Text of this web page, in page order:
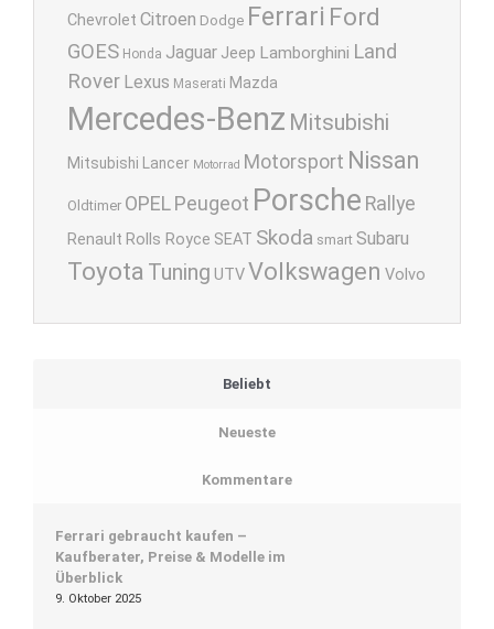
Chevrolet Citroen Dodge Ferrari Ford
GOES Honda Jaguar Jeep Lamborghini Land
Rover Lexus Maserati Mazda
Mercedes-Benz Mitsubishi
Mitsubishi Lancer Motorrad Motorsport Nissan
Oldtimer OPELPeugeot Porsche Rallye
Renault Rolls Royce SEAT Skoda smart Subaru
Toyota Tuning UTVVolkswagen Volvo
Beliebt
Neueste
Kommentare
Ferrari gebraucht kaufen –
Kaufberater, Preise & Modelle im
Überblick
9. Oktober 2025